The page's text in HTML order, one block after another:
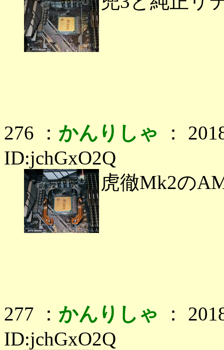
276 ： かんりしゃ ：
ID:jchGxO2Q
虎徹Mk2の
277 ： かんりしゃ ：
ID:jchGxO2Q